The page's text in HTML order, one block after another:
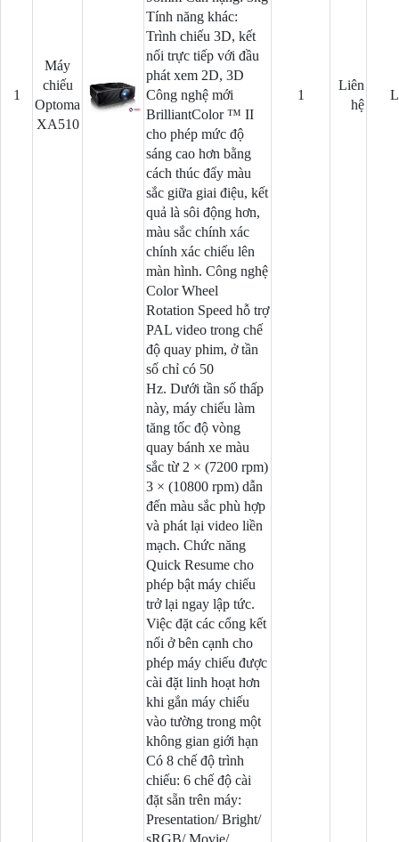
1
Máy
chiếu
Optoma
XA510
Tính năng khác:
Trình chiếu 3D, kết
nối trực tiếp với đầu
phát xem 2D, 3D
Công nghệ mới
BrilliantColor ™ II
cho phép mức độ
sáng cao hơn bằng
cách thúc đẩy màu
sắc giữa giai điệu, kết
quả là sôi động hơn,
màu sắc chính xác
chính xác chiếu lên
màn hình. Công nghệ
Color Wheel
Rotation Speed hỗ trợ
PAL video trong chế
độ quay phim, ở tần
số chỉ có 50
Hz. Dưới tần số thấp
này, máy chiếu làm
tăng tốc độ vòng
quay bánh xe màu
sắc từ 2 × (7200 rpm)
3 × (10800 rpm) dẫn
đến màu sắc phù hợp
và phát lại video liền
mạch. Chức năng
Quick Resume cho
phép bật máy chiếu
trở lại ngay lập tức.
Việc đặt các cổng kết
nối ở bên cạnh cho
phép máy chiếu được
cài đặt linh hoạt hơn
khi gắn máy chiếu
vào tường trong một
không gian giới hạn
Có 8 chế độ trình
chiếu: 6 chế độ cài
đặt sẵn trên máy:
Presentation/ Bright/
1
Liên
hệ